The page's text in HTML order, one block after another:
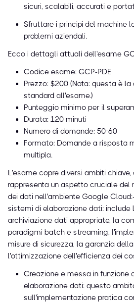
sicuri, scalabili, accurati e
Sfruttare i principi del machine
problemi aziendali.
Ecco i dettagli attuali dell'esame
Codice esame: GCP-PDE
Prezzo: $200 (Nota: questa è
standard all'esame.)
Punteggio minimo per il
Durata: 120 minuti
Numero di domande: 50-60
Formato: Domande a risposta
multipla.
L'esame copre diversi ambiti chiave,
rappresenta un aspetto cruciale del
dei dati nell'ambiente Google
sistemi di elaborazione dati: include
archiviazione dati appropriate, la
paradigmi batch e streaming,
misure di sicurezza, la garanzia
l'ottimizzazione dell'efficienza dei
Creazione e messa in funzione
elaborazione dati: questo
sull'implementazione pratica